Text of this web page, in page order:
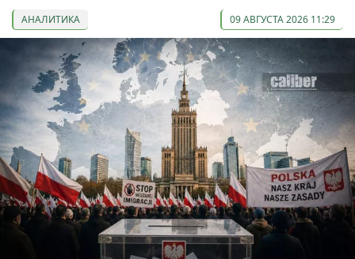
АНАЛИТИКА 09 АВГУСТА 2026 11:29